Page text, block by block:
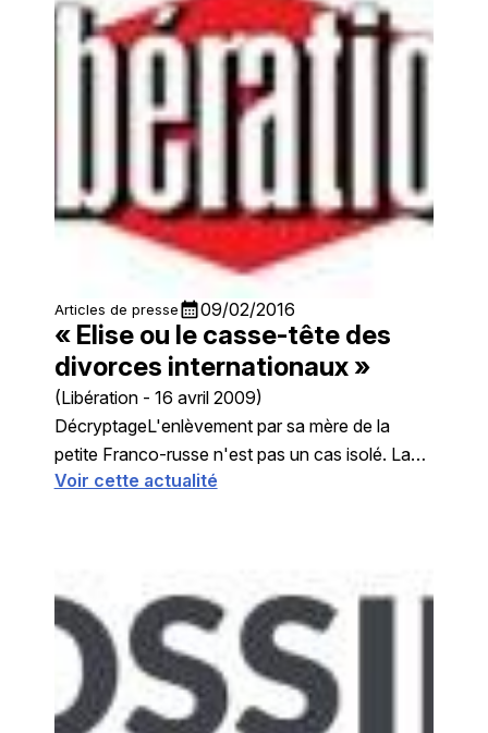
Articles de pressecalendar_month09/02/2016
« Elise ou le casse-tête des
divorces internationaux »
(Libération - 16 avril 2009)
DécryptageL'enlèvement par sa mère de la
petite Franco-russe n'est pas un cas isolé. La
France traite plus de 200 dossiers par an. Elise,
Voir cette actualité